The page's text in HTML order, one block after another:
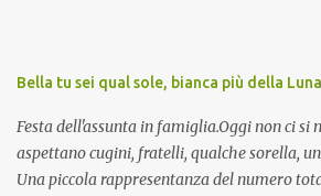
Bella tu sei qual sole, bianca più della Luna
Festa dell'assunta in famiglia.Oggi non ci si
aspettano cugini, fratelli, qualche sorella,
Una piccola rappresentanza del numero